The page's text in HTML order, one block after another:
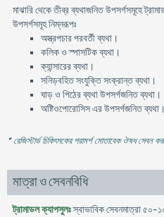
মাঝারি থেকে তীব্র ব্যথাজনিত উপসর্গসমূহে
উপসর্গসমূহ নিম্নরূপঃ
অস্ত্রপচার পরবর্তী ব্যথা।
কলিক ও স্পাসটিক ব্যথা।
ক্যান্সারের ব্যথা।
সনিড়বহিত সংযুক্তি সংক্রান্ত ব্যথা।
ঘাড় ও পিঠের ব্যথা উপসর্গজনিত ব্যথা।
অষ্টিওপোরোসিস এর উপসর্গজনিত ব্যথা।
* রেজিস্টার্ড চিকিৎসকের পরামর্শ মোতাবেক ঔষধ সেবন
মাত্রা ও সেবনবিধি
ট্রামাডল ক্যাপসুলঃস্বাভাবিক সেবনমাত্রা ৫০-